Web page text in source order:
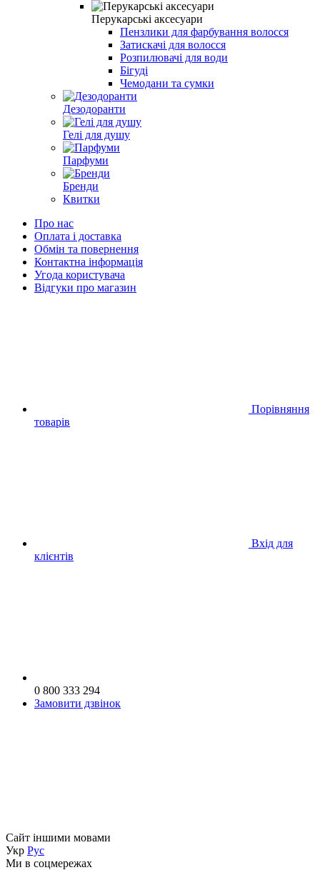
Перукарські аксесуари
Пензлики для фарбування волосся
Затискачі для волосся
Розпилювачі для води
Бігуді
Чемодани та сумки
Дезодоранти
Гелі для душу
Парфуми
Бренди
Квитки
Про нас
Оплата і доставка
Обмін та повернення
Контактна інформація
Угода користувача
Відгуки про магазин
Порівняння
товарів
Вхід для
клієнтів
0 800 333 294
Замовити дзвінок
Сайт іншими мовами
Укр Рус
Ми в соцмережах